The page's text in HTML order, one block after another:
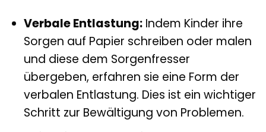
Verbale Entlastung:Indem Kinder ihre
Sorgen auf Papier schreiben oder malen
und diese dem Sorgenfresser
übergeben, erfahren sie eine Form der
verbalen Entlastung. Dies ist ein wichtiger
Schritt zur Bewältigung von Problemen.